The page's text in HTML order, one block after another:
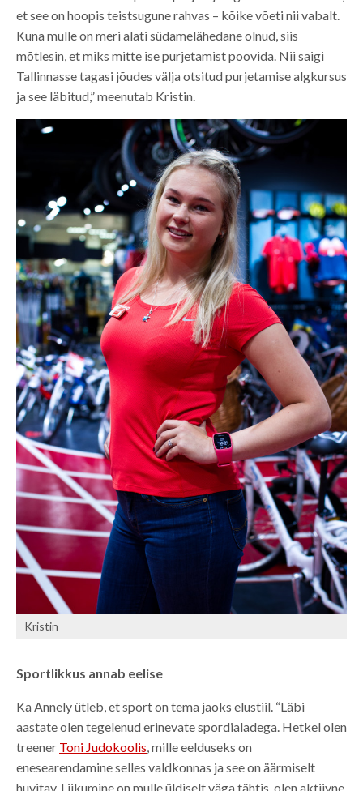
et see on hoopis teistsugune rahvas – kõike võeti nii vabalt.
Kuna mulle on meri alati südamelähedane olnud, siis
mõtlesin, et miks mitte ise purjetamist poovida. Nii saigi
Tallinnasse tagasi jõudes välja otsitud purjetamise algkursus
ja see läbitud,” meenutab Kristin.
Kristin
Sportlikkus annab eelise
Ka Annely ütleb, et sport on tema jaoks elustiil. “Läbi
aastate olen tegelenud erinevate spordialadega. Hetkel olen
treener Toni Judokoolis, mille eelduseks on
enesearendamine selles valdkonnas ja see on äärmiselt
huvitav. Liikumine on mulle üldiselt väga tähtis, olen aktiivne